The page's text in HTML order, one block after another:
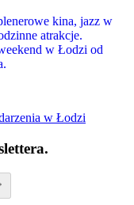
kina, jazz w
atrakcje.
w Łodzi od
w Łodzi